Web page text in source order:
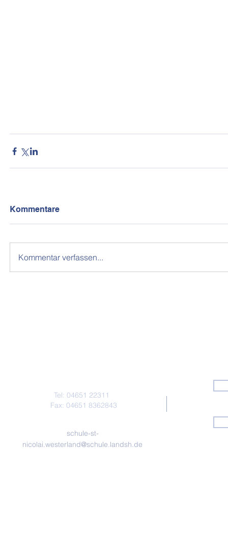
Kommentare
Kommentar verfassen...
Tel: 04651 22311
Fax: 04651 8362843
schule-st-
nicolai.westerland@schule.landsh.de